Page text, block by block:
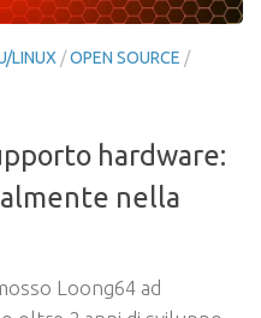
LINUX /OPEN SOURCE /
hardware:
nella
Loong64 ad